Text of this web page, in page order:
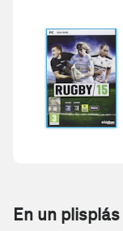
En un plisplás